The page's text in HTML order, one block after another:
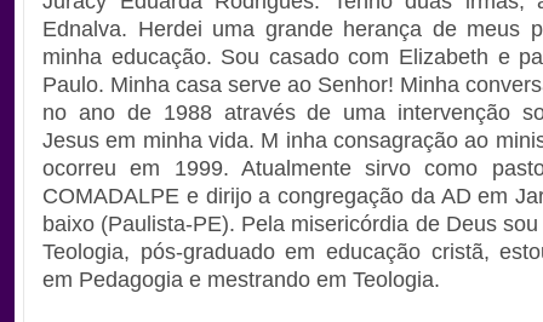
Ednalva. Herdei uma grande herança de meus
minha educação. Sou casado com Elizabeth e
Paulo. Minha casa serve ao Senhor! Minha
no ano de 1988 através de uma intervenção
Jesus em minha vida. M inha consagração ao
ocorreu em 1999. Atualmente sirvo como
COMADALPE e dirijo a congregação da AD em
baixo (Paulista-PE). Pela misericórdia de Deus
Teologia, pós-graduado em educação cristã,
em Pedagogia e mestrando em Teologia.